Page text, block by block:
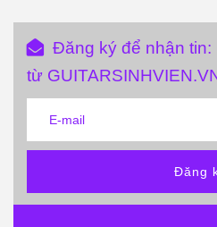
Đăng ký để nhận tin:
từ
Đăng